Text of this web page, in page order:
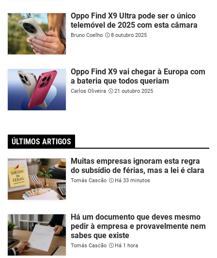
Oppo Find X9 Ultra pode ser o único
telemóvel de 2025 com esta câmara
Bruno Coelho 8 outubro 2025
Oppo Find X9 vai chegar à Europa com
a bateria que todos queriam
Carlos Oliveira 21 outubro 2025
ÚLTIMOS ARTIGOS
Muitas empresas ignoram esta regra
do subsídio de férias, mas a lei é clara
Tomás Cascão Há 33 minutos
Há um documento que deves mesmo
pedir à empresa e provavelmente nem
sabes que existe
Tomás Cascão Há 1 hora